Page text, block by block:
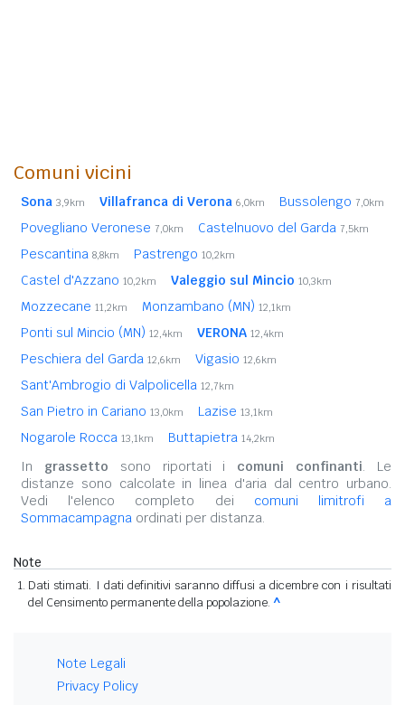
Comuni vicini
Sona 3,9km Villafranca di Verona 6,0km Bussolengo 7,0km
Povegliano Veronese 7,0km Castelnuovo del Garda 7,5km
Pescantina 8,8km Pastrengo 10,2km
Castel d'Azzano 10,2km Valeggio sul Mincio 10,3km
Mozzecane 11,2km Monzambano (MN) 12,1km
Ponti sul Mincio (MN) 12,4km VERONA 12,4km
Peschiera del Garda 12,6km Vigasio 12,6km
Sant'Ambrogio di Valpolicella 12,7km
San Pietro in Cariano 13,0km Lazise 13,1km
Nogarole Rocca 13,1km Buttapietra 14,2km
In grassetto sono riportati i comuni confinanti. Le
distanze sono calcolate in linea d'aria dal centro urbano.
Vedi l'elenco completo dei comuni limitrofi a
Sommacampagna ordinati per distanza.
Note
Dati stimati. I dati definitivi saranno diffusi a dicembre con i risultati
del Censimento permanente della popolazione. ^
Note Legali
Privacy Policy